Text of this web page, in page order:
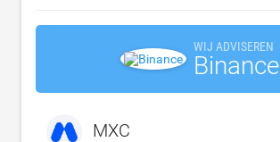
WIJ ADVISEREN
Binance
MXC